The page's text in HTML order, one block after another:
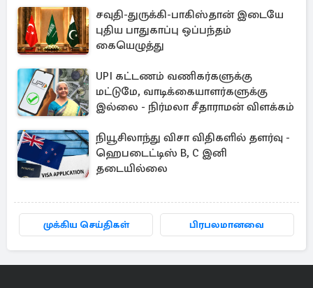
சவுதி-துருக்கி-பாகிஸ்தான் இடையே
புதிய பாதுகாப்பு ஒப்பந்தம்
கையெழுத்து
UPI கட்டணம் வணிகர்களுக்கு
மட்டுமே, வாடிக்கையாளர்களுக்கு
இல்லை - நிர்மலா சீதாராமன் விளக்கம்
நியூசிலாந்து விசா விதிகளில் தளர்வு -
ஹெபடைட்டிஸ் B, C இனி
தடையில்லை
முக்கிய செய்திகள் பிரபலமானவை